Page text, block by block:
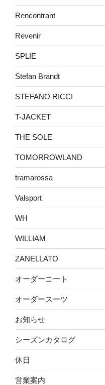
Rencontrant
Revenir
SPLIE
Stefan Brandt
STEFANO RICCI
T-JACKET
THE SOLE
TOMORROWLAND
tramarossa
Valsport
WH
WILLIAM
ZANELLATO
オーダーコート
オーダースーツ
お知らせ
シーズンカタログ
休日
営業案内